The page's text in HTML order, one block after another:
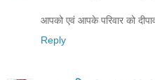
आपको एवं आपके परिवार को
Reply